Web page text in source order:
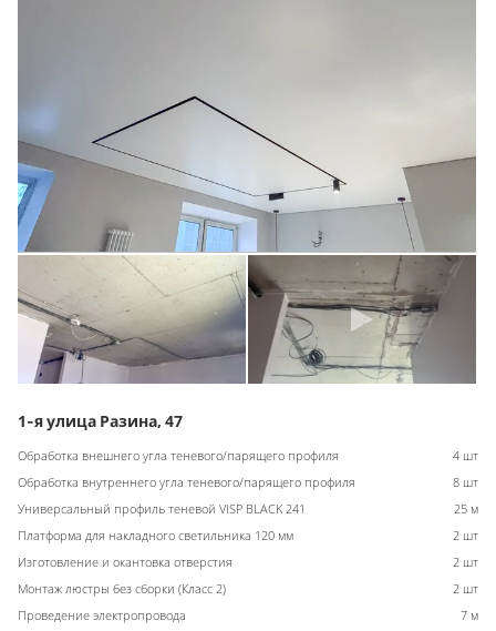
1-я улица Разина, 47
Обработка внешнего угла теневого/парящего профиля
4 шт
Обработка внутреннего угла теневого/парящего профиля
8 шт
Универсальный профиль теневой VISP BLACK 241
25 м
Платформа для накладного светильника 120 мм
2 шт
Изготовление и окантовка отверстия
2 шт
Монтаж люстры без сборки (Класс 2)
2 шт
Проведение электропровода
7 м